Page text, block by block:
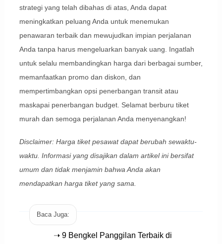
strategi yang telah dibahas di atas, Anda dapat
meningkatkan peluang Anda untuk menemukan
penawaran terbaik dan mewujudkan impian perjalanan
Anda tanpa harus mengeluarkan banyak uang. Ingatlah
untuk selalu membandingkan harga dari berbagai sumber,
memanfaatkan promo dan diskon, dan
mempertimbangkan opsi penerbangan transit atau
maskapai penerbangan budget. Selamat berburu tiket
murah dan semoga perjalanan Anda menyenangkan!
Disclaimer: Harga tiket pesawat dapat berubah sewaktu-
waktu. Informasi yang disajikan dalam artikel ini bersifat
umum dan tidak menjamin bahwa Anda akan
mendapatkan harga tiket yang sama.
Baca Juga:
➝ 9 Bengkel Panggilan Terbaik di